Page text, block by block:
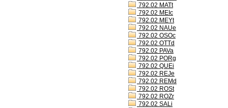
792.02 MATt
792.02 MEIc
792.02 MEYt
792.02 NAUe
792.02 OSOc
792.02 OTTd
792.02 PAVa
792.02 PORg
792.02 QUEi
792.02 REJe
792.02 REMd
792.02 ROSt
792.02 ROZr
792.02 SALi